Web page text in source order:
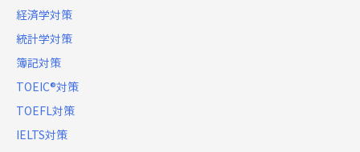
経済学対策
統計学対策
簿記対策
TOEIC®対策
TOEFL対策
IELTS対策